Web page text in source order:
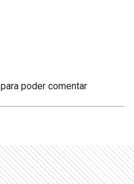
para poder comentar